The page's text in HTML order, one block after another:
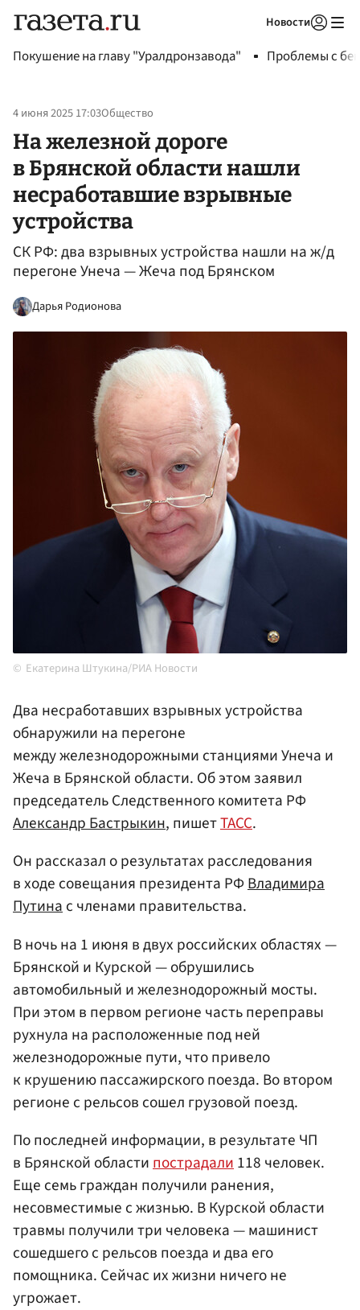
Новости
Покушение на главу "Уралдронзавода" Проблемы с
4 июня 2025 17:03Общество
На железной дороге
в Брянской области нашли
несработавшие взрывные
устройства
СК РФ: два взрывных устройства нашли на ж/д
перегоне Унеча — Жеча под Брянском
Дарья Родионова
Екатерина Штукина/РИА Новости
Два несработавших взрывных устройства
обнаружили на перегоне
между железнодорожными станциями Унеча и
Жеча в Брянской области. Об этом заявил
председатель Следственного комитета РФ
Александр Бастрыкин, пишетТАСС.
Он рассказал о результатах расследования
в ходе совещания президента РФВладимира
Путинас членами правительства.
В ночь на 1 июня в двух российских областях —
Брянской и Курской — обрушились
автомобильный и железнодорожный мосты.
При этом в первом регионе часть переправы
рухнула на расположенные под ней
железнодорожные пути, что привело
к крушению пассажирского поезда. Во втором
регионе с рельсов сошел грузовой поезд.
По последней информации, в результате ЧП
в Брянской областипострадали118 человек.
Еще семь граждан получили ранения,
несовместимые с жизнью. В Курской области
травмы получили три человека — машинист
сошедшего с рельсов поезда и два его
помощника. Сейчас их жизни ничего не
угрожает.